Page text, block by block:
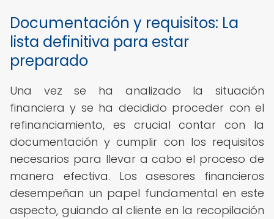
Documentación y requisitos: La
lista definitiva para estar
preparado
Una vez se ha analizado la situación
financiera y se ha decidido proceder con el
refinanciamiento, es crucial contar con la
documentación y cumplir con los requisitos
necesarios para llevar a cabo el proceso de
manera efectiva. Los asesores financieros
desempeñan un papel fundamental en este
aspecto, guiando al cliente en la recopilación